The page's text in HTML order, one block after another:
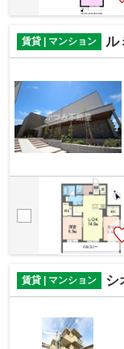
賃貸 | マンション ル
賃貸 | マンション シ